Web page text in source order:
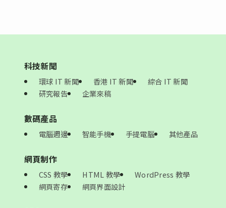
科技新聞
環球 IT 新聞 香港 IT 新聞
綜合 IT 新聞
研究報告
企業來稿
數碼產品
電腦週邊 智能手機 手提電腦 其他產品
網頁制作
CSS 教學 HTML 教學
WordPress 教學
網頁寄存
網頁界面設計